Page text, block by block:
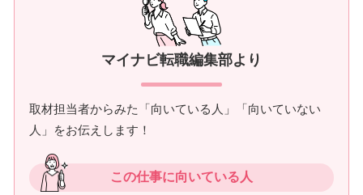
マイナビ転職編集部より
取材担当者からみた「向いている人」「向いていない
人」をお伝えします！
この仕事に向いている人